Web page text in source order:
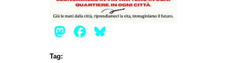
SEARCH
Mastodon
Facebook
Tag: